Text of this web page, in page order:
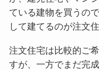
ている建物を買うの
して建てるのが注文住
注文住宅は比較的ご
すが、一方でまだ完